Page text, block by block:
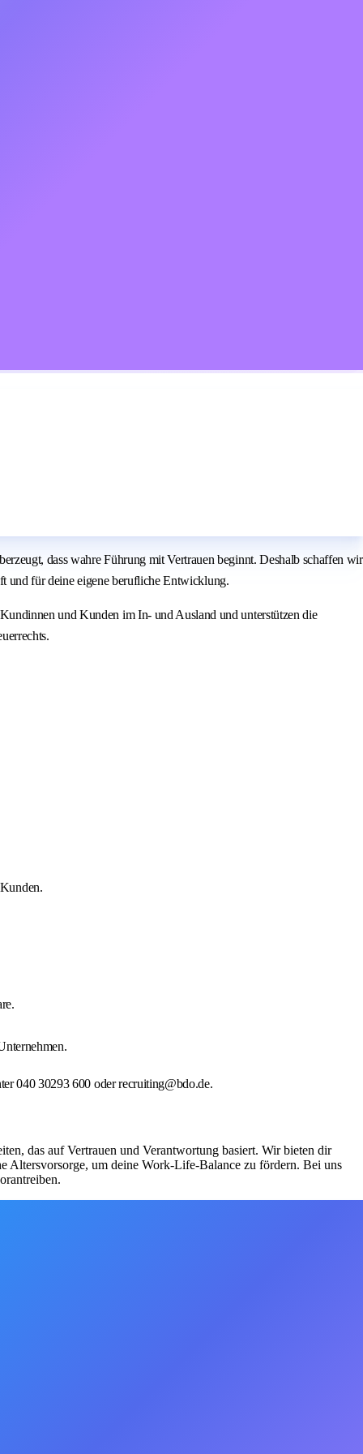
dass wahre Führung mit Vertrauen beginnt. Deshalb schaffen wir
und für deine eigene berufliche Entwicklung.
und Kunden im In- und Ausland und unterstützen die
040 30293 600 oder recruiting@bdo.de.
das auf Vertrauen und Verantwortung basiert. Wir bieten dir
Altersvorsorge, um deine Work-Life-Balance zu fördern. Bei uns